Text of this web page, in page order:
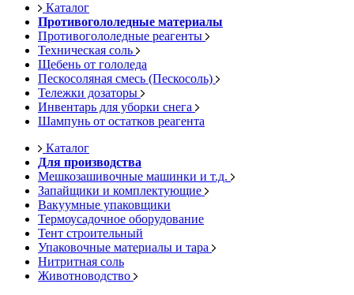
Каталог
Противогололедные материалы
Противогололедные реагенты
Техническая соль
Щебень от гололеда
Пескосоляная смесь (Пескосоль)
Тележки дозаторы
Инвентарь для уборки снега
Шампунь от остатков реагента
Каталог
Для производства
Мешкозашивочные машинки и т.д.
Запайщики и комплектующие
Вакуумные упаковщики
Термоусадочное оборудование
Тент строительный
Упаковочные материалы и тара
Нитритная соль
Животноводство